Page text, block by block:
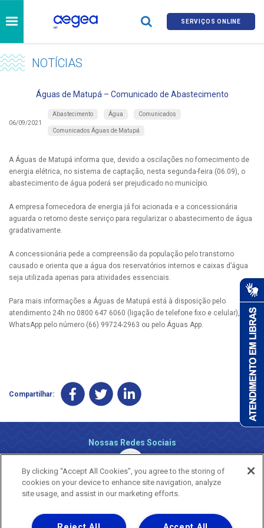
SERVIÇOS ONLINE
NOTÍCIAS
Águas de Matupá – Comunicado de Abastecimento
06/09/2021
Abastecimento Água Comunicados
Comunicados Águas de Matupá
A Águas de Matupá informa que, devido a oscilações no fornecimento de
energia elétrica, no sistema de captação, nesta segunda-feira (06.09), o
abastecimento de água poderá ser prejudicado no município.
A empresa fornecedora de energia já foi acionada e a concessionária
aguarda o retorno deste serviço para regularizar o abastecimento de água
gradativamente.
A concessionária pede a compreensão da população pelo transtorno
causado e orienta que a água dos reservatórios internos e caixas d’água
seja utilizada apenas para atividades essenciais.
Para mais informações a Águas de Matupá está à disposição pelo
atendimento 24h no 0800 647 6060 (ligação de telefone fixo e celular), via
WhatsApp pelo número (66) 99724-2963 ou pelo Águas App.
Compartilhar:
Nossas Redes Sociais
By clicking “Accept All Cookies”, you agree to the storing of
cookies on your device to enhance site navigation, analyze
site usage, and assist in our marketing efforts.